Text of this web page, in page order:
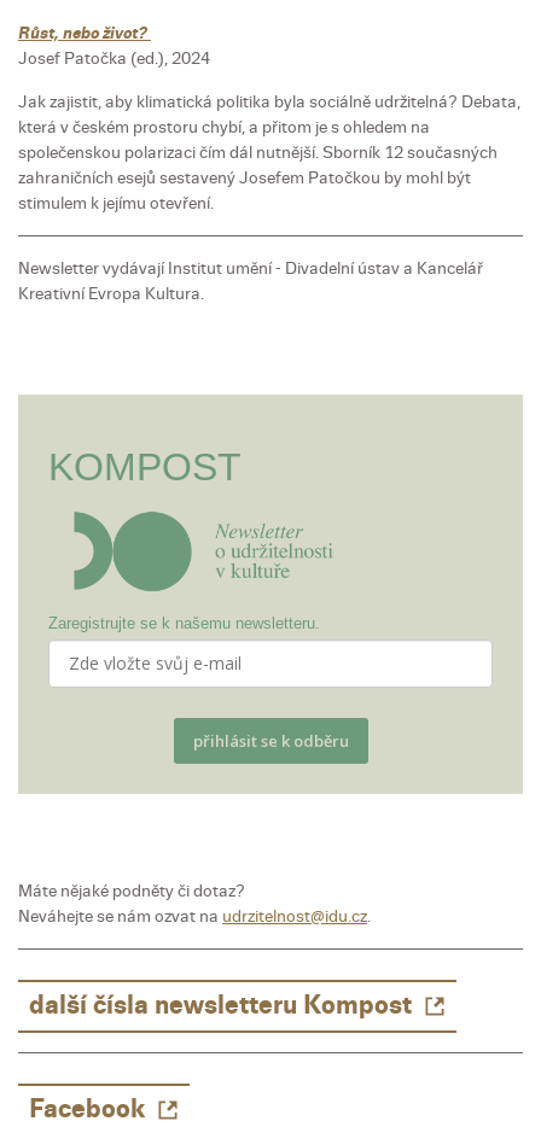
Růst, nebo život?
Josef Patočka (ed.), 2024
Jak zajistit, aby klimatická politika byla sociálně udržitelná? Debata,
která v českém prostoru chybí, a přitom je s ohledem na
společenskou polarizaci čím dál nutnější. Sborník 12 současných
zahraničních esejů sestavený Josefem Patočkou by mohl být
stimulem k jejímu otevření.
Newsletter vydávají Institut umění - Divadelní ústav a Kancelář
Kreativní Evropa Kultura.
KOMPOST
Zaregistrujte se k našemu newsletteru.
přihlásit se k odběru
Máte nějaké podněty či dotaz?
Neváhejte se nám ozvat na udrzitelnost@idu.cz.
další čísla newsletteru Kompost
Facebook